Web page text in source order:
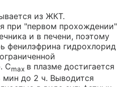
из ЖКТ.
при "первом прохождении"
и в печени, поэтому
фенилэфрина гидрохлорид
Cmax в плазме достигается
мин до 2 ч. Выводится